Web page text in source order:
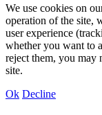
We use cookies on
operation of the site,
user experience
whether you want to
reject them, you may
site.
Ok Decline